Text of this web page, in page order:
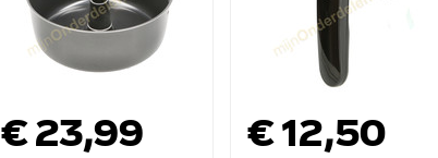
€ 23,99 € 12,50